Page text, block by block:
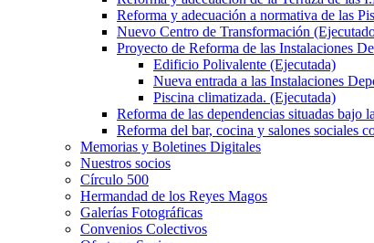
Reforma y adecuación a normativa de las
Nuevo Centro de Transformación
Proyecto de Reforma de las Instalaciones
Edificio Polivalente (Ejecutada)
Nueva entrada a las Instalaciones
Piscina climatizada. (Ejecutada)
Reforma de las dependencias situadas bajo
Reforma del bar, cocina y salones sociales
Memorias y Boletines Digitales
Nuestros socios
Círculo 500
Hermandad de los Reyes Magos
Galerías Fotográficas
Convenios Colectivos